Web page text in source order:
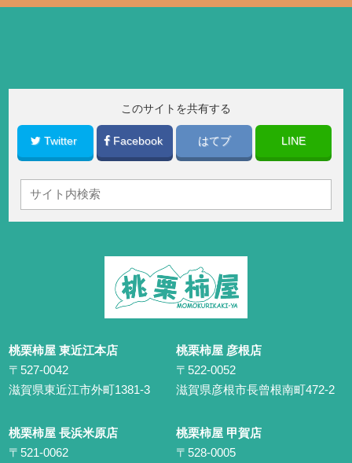
このサイトを共有する
Twitter Facebook はてブ LINE
桃栗柿屋 東近江本店
〒527-0042
滋賀県東近江市外町1381-3
桃栗柿屋 彦根店
〒522-0052
滋賀県彦根市長曾根南町472-2
桃栗柿屋 長浜米原店
〒521-0062
桃栗柿屋 甲賀店
〒528-0005